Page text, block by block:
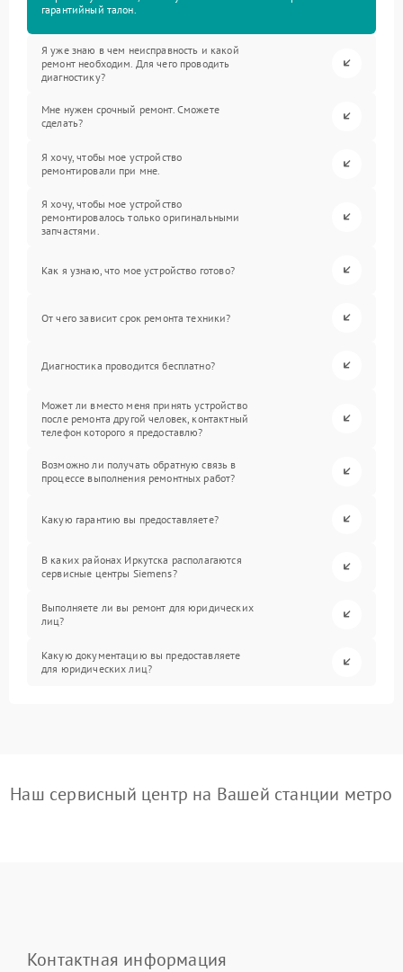
гарантийный талон.
Я уже знаю в чем неисправность и какой
ремонт необходим. Для чего проводить
диагностику?
Мне нужен срочный ремонт. Сможете
сделать?
Я хочу, чтобы мое устройство
ремонтировали при мне.
Я хочу, чтобы мое устройство
ремонтировалось только оригинальными
запчастями.
Как я узнаю, что мое устройство готово?
От чего зависит срок ремонта техники?
Диагностика проводится бесплатно?
Может ли вместо меня принять устройство
после ремонта другой человек, контактный
телефон которого я предоставлю?
Возможно ли получать обратную связь в
процессе выполнения ремонтных работ?
Какую гарантию вы предоставляете?
В каких районах Иркутска располагаются
сервисные центры Siemens?
Выполняете ли вы ремонт для юридических
лиц?
Какую документацию вы предоставляете
для юридических лиц?
Наш сервисный центр на Вашей станции метро
Контактная информация